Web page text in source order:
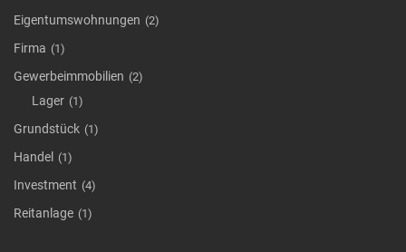
Eigentumswohnungen (2)
Firma (1)
Gewerbeimmobilien (2)
Lager (1)
Grundstück (1)
Handel (1)
Investment (4)
Reitanlage (1)